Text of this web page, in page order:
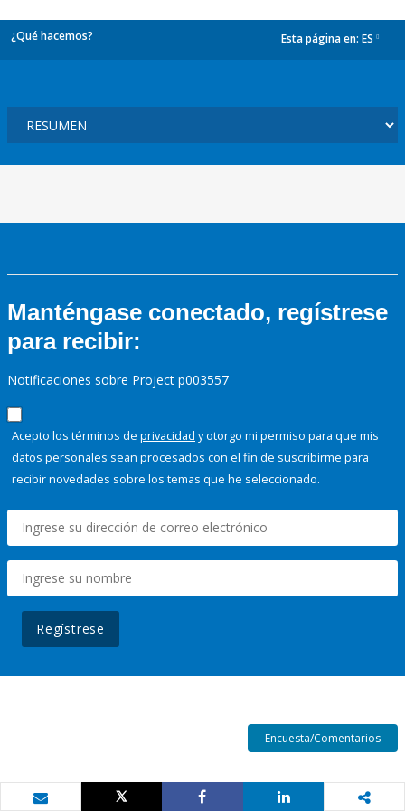
¿Qué hacemos? Esta página en: ES
Manténgase conectado, regístrese
para recibir:
Notificaciones sobre Project p003557
Acepto los términos de privacidad y otorgo mi permiso para que mis
datos personales sean procesados con el fin de suscribirme para
recibir novedades sobre los temas que he seleccionado.
Regístrese
Encuesta/Comentarios